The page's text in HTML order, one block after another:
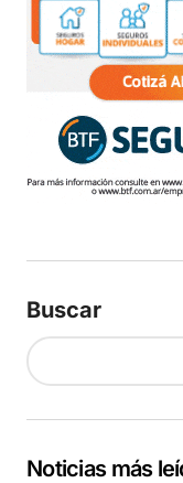
Buscar
Noticias más